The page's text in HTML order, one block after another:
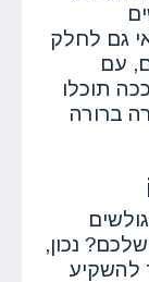
גם לחלק
עם
תוכלו
ברורה
נכון,
להשקיע